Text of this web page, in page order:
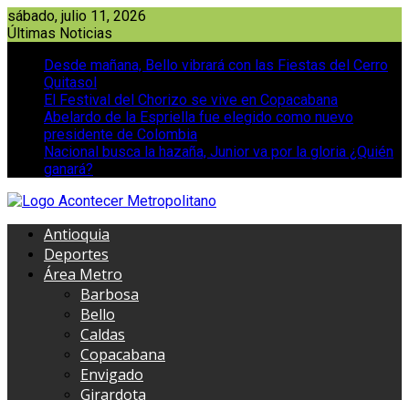
Saltar
al
sábado, julio 11, 2026
Últimas Noticias
Desde mañana, Bello vibrará con las Fiestas del Cerro
Quitasol
El Festival del Chorizo se vive en Copacabana
Abelardo de la Espriella fue elegido como nuevo
presidente de Colombia
Nacional busca la hazaña, Junior va por la gloria ¿Quién
ganará?
Antioquia
Deportes
Área Metro
Barbosa
Bello
Caldas
Copacabana
Envigado
Girardota